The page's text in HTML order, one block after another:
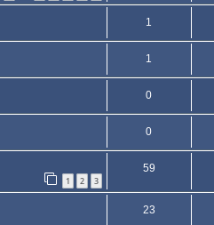
1
1
0
0
1 2 3
59
23